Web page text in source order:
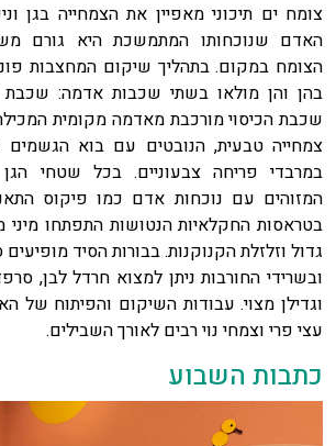
צומח ים תיכוני מאפיין את הצמחייה בגן
האדם שנוכחותו המתמשכת היא גורם
הצומח במקום. בתהליך שיקום המחצבות
בהן והן מולאו בשתי שכבות אדמה: שכבת
שכבת הכיסוי מורכבת מאדמה מקומית
צמחייה טבעית, הנובטים עם בוא הגשמים
במרבדי פריחה צבעוניים. בכל שטחי הגן
המזוהים עם נוכחות אדם כמו פיקוס
בטראסות החקלאיות הנטושות התפתחו מיני
גדול וזלזלת הקנוקנות. בבורות הסיד
ובשרידי החורבות ניתן למצוא חרדל לבן,
וגדילן מצוי. עבודות השיקום והפיתוח של
עצי פרי וצמחי נוי רבים לאורך השבילים.
כתבות השבוע